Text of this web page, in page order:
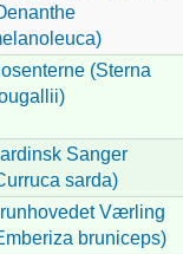
(Sterna
Sanger
sarda)
Værling
bruniceps)